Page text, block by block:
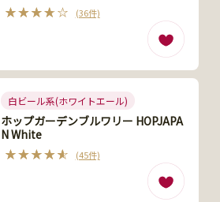
(36件)
白ビール系(ホワイトエール)
ホップガーデンブルワリー HOPJAPA
N White
(45件)